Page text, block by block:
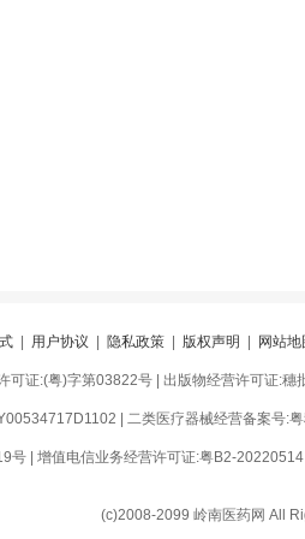
用户协议 隐私政策 版权声明 网站地
可证:(粤)字第03822号 | 出版物经营许可证:
| 二类医疗器械经营备案号:
号 | 增值电信业务经营许可证:粤B2-20220514 |
(c)2008-2099 岭南医药网 All